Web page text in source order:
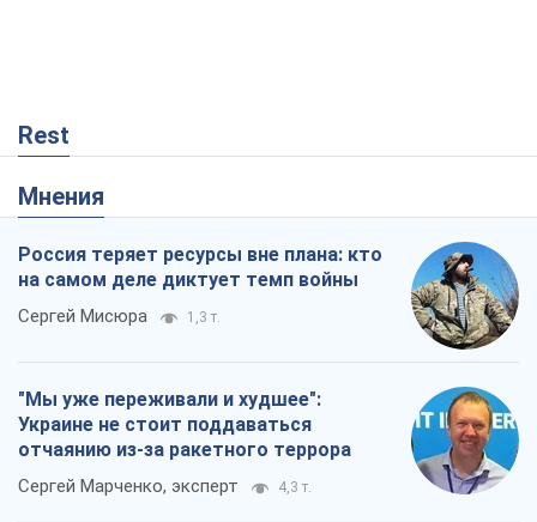
Rest
Мнения
Россия теряет ресурсы вне плана: кто
на самом деле диктует темп войны
Сергей Мисюра 1,3 т.
"Мы уже переживали и худшее":
Украине не стоит поддаваться
отчаянию из-за ракетного террора
Сергей Марченко, эксперт 4,3 т.